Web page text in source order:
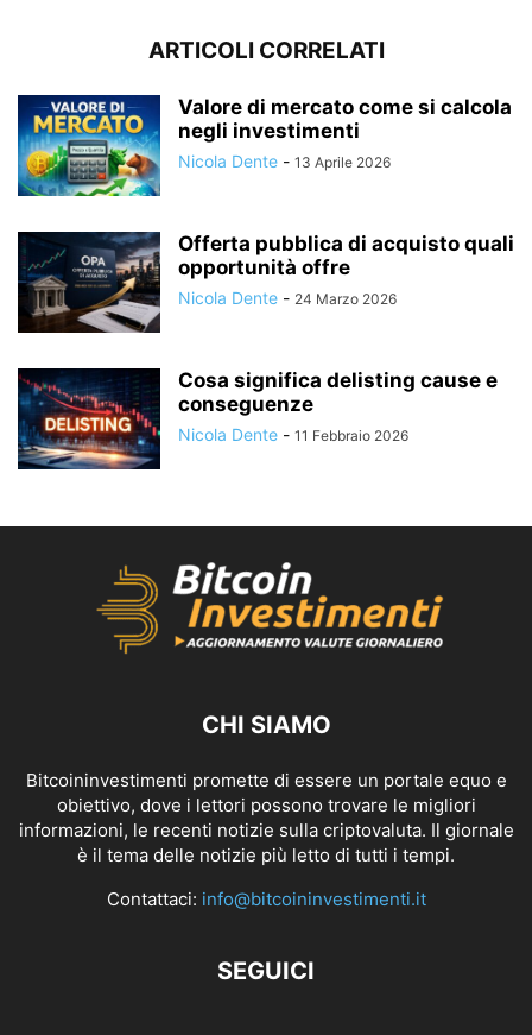
ARTICOLI CORRELATI
Valore di mercato come si calcola
negli investimenti
Nicola Dente - 13 Aprile 2026
Offerta pubblica di acquisto quali
opportunità offre
Nicola Dente - 24 Marzo 2026
Cosa significa delisting cause e
conseguenze
Nicola Dente - 11 Febbraio 2026
CHI SIAMO
Bitcoininvestimenti promette di essere un portale equo e
obiettivo, dove i lettori possono trovare le migliori
informazioni, le recenti notizie sulla criptovaluta. Il giornale
è il tema delle notizie più letto di tutti i tempi.
Contattaci: info@bitcoininvestimenti.it
SEGUICI